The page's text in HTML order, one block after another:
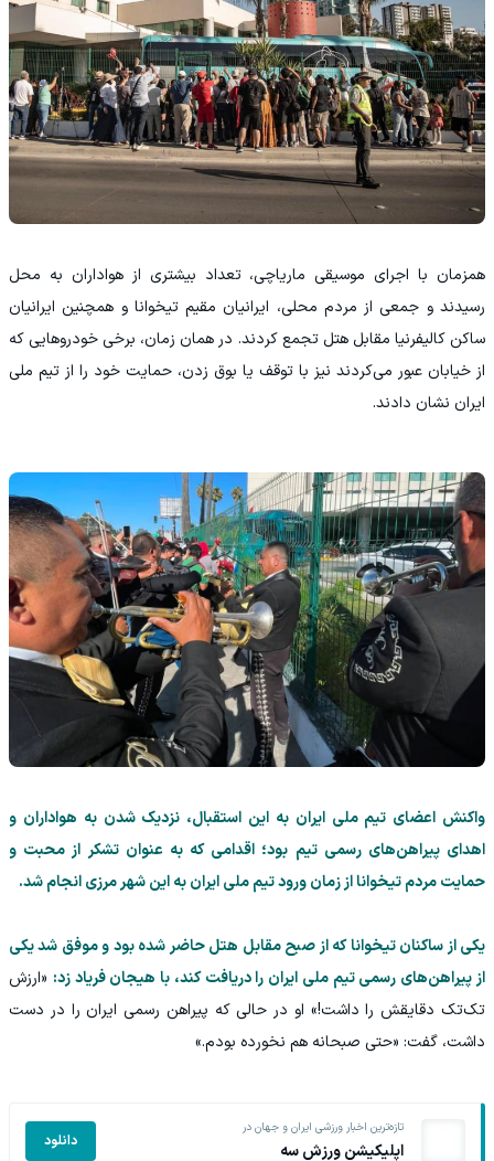
همزمان با اجرای موسیقی ماریاچی، تعداد بیشتری از هواداران به محل
رسیدند و جمعی از مردم محلی، ایرانیان مقیم تیخوانا و همچنین ایرانیان
ساکن کالیفرنیا مقابل هتل تجمع کردند. در همان زمان، برخی خودروهایی که
از خیابان عبور می‌کردند نیز با توقف یا بوق زدن، حمایت خود را از تیم ملی
ایران نشان دادند.
واکنش اعضای تیم ملی ایران به این استقبال، نزدیک شدن به هواداران و
اهدای پیراهن‌های رسمی تیم بود؛ اقدامی که به عنوان تشکر از محبت و
حمایت مردم تیخوانا از زمان ورود تیم ملی ایران به این شهر مرزی انجام شد.
یکی از ساکنان تیخوانا که از صبح مقابل هتل حاضر شده بود و موفق شد یکی
از پیراهن‌های رسمی تیم ملی ایران را دریافت کند، با هیجان فریاد زد: «ارزش
تک‌تک دقایقش را داشت!» او در حالی که پیراهن رسمی ایران را در دست
داشت، گفت: «حتی صبحانه هم نخورده بودم.»
تازه‌ترین اخبار ورزشی ایران و جهان در
اپلیکیشن ورزش سه دانلود